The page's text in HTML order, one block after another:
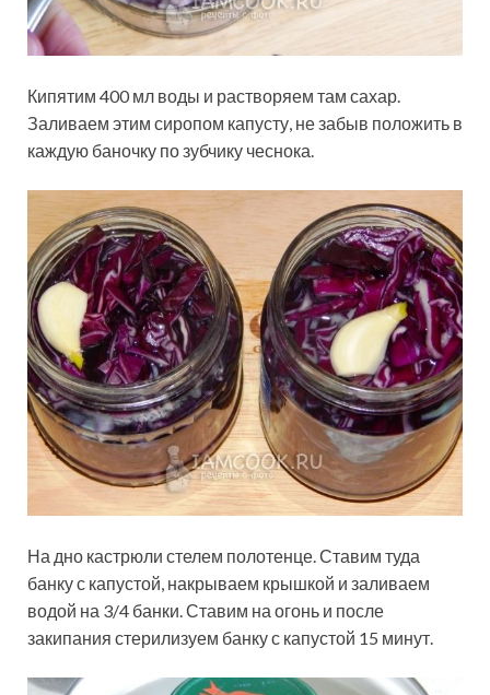
Кипятим 400 мл воды и растворяем там сахар.
Заливаем этим сиропом капусту, не забыв положить в
каждую баночку по зубчику чеснока.
На дно кастрюли стелем полотенце. Ставим туда
банку с капустой, накрываем крышкой и заливаем
водой на 3/4 банки. Ставим на огонь и после
закипания стерилизуем банку с капустой 15 минут.